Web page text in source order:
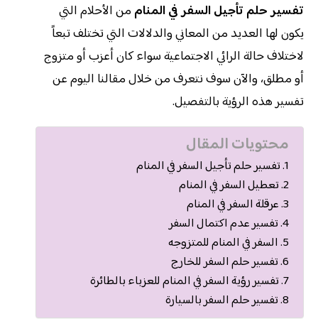
تفسير حلم تأجيل السفر في المنام من الأحلام التي
يكون لها العديد من المعاني والدلالات التي تختلف تبعاً
لاختلاف حالة الرائي الاجتماعية سواء كان أعزب أو متزوج
أو مطلق، والآن سوف نتعرف من خلال مقالنا اليوم عن
تفسير هذه الرؤية بالتفصيل.
محتويات المقال
تفسير حلم تأجيل السفر في المنام
تعطيل السفر في المنام
عرقلة السفر في المنام
تفسير عدم اكتمال السفر
السفر في المنام للمتزوجه
تفسير حلم السفر للخارج
تفسير رؤية السفر في المنام للعزباء بالطائرة
تفسير حلم السفر بالسيارة